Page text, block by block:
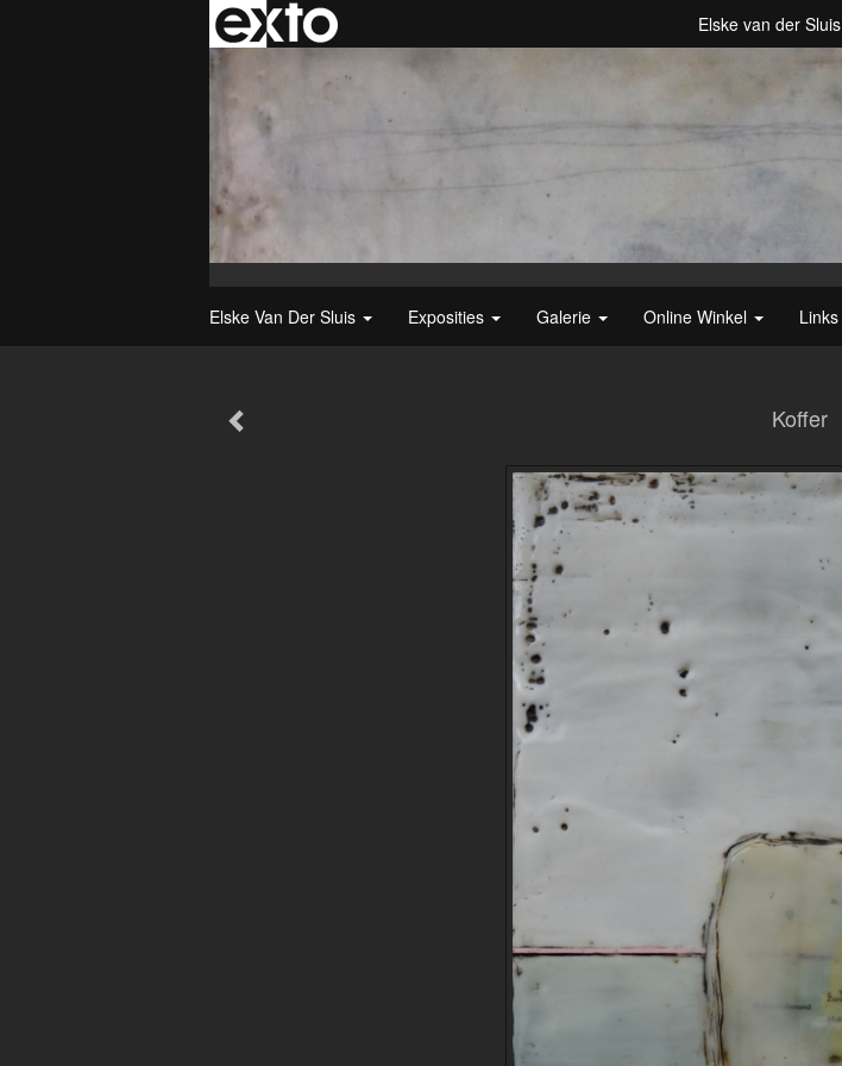
Elske van der Sluis
Elske Van Der Sluis Exposities Galerie Online Winkel Links
Koffer